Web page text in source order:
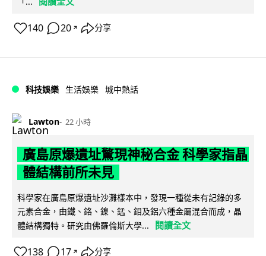
140 20 ↗ 分享
科技娛樂 生活娛樂 城中熱話
Lawton 22 小時
廣島原爆遺址驚現神秘合金 科學家指晶
體結構前所未見
科學家在廣島原爆遺址沙灘樣本中，發現一種從未有記錄的多
元素合金，由鐵、鉻、鎳、錳、鉬及鋁六種金屬混合而成，晶
體結構獨特。研究由佛羅倫斯大學...
閱讀全文
138 17 ↗ 分享